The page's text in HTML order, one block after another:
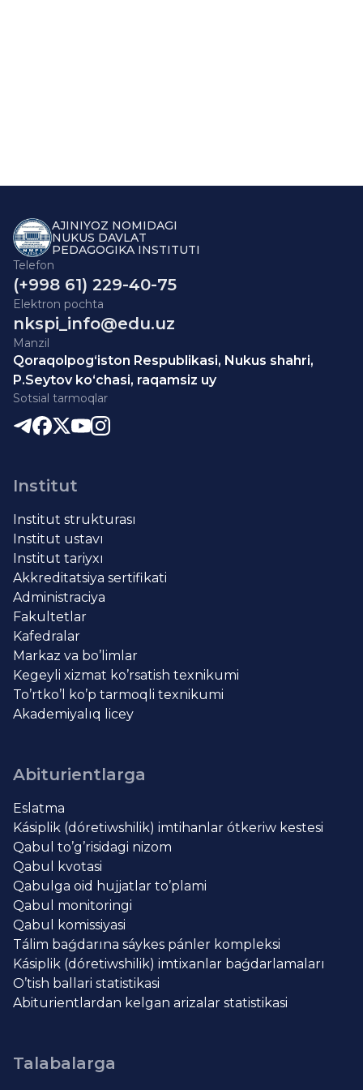
AJINIYOZ NOMIDAGI
NUKUS DAVLAT
PEDAGOGIKA INSTITUTI
Telefon
(+998 61) 229-40-75
Elektron pochta
nkspi_info@edu.uz
Manzil
Qoraqolpog‘iston Respublikasi, Nukus shahri,
P.Seytov ko‘chasi, raqamsiz uy
Sotsial tarmoqlar
Institut
Institut strukturası
Institut ustavı
Institut tariyxı
Akkreditatsiya sertifikati
Administraciya
Fakultetlar
Kafedralar
Markaz va bo’limlar
Kegeyli xizmat ko’rsatish texnikumi
To’rtko’l ko’p tarmoqli texnikumi
Akademiyalıq licey
Abiturientlarga
Eslatma
Kásiplik (dóretiwshilik) imtihanlar ótkeriw kestesi
Qabul to’g’risidagi nizom
Qabul kvotasi
Qabulga oid hujjatlar to’plami
Qabul monitoringi
Qabul komissiyasi
Tálim baǵdarına sáykes pánler kompleksi
Kásiplik (dóretiwshilik) imtixanlar baǵdarlamaları
O’tish ballari statistikasi
Abiturientlardan kelgan arizalar statistikasi
Talabalarga